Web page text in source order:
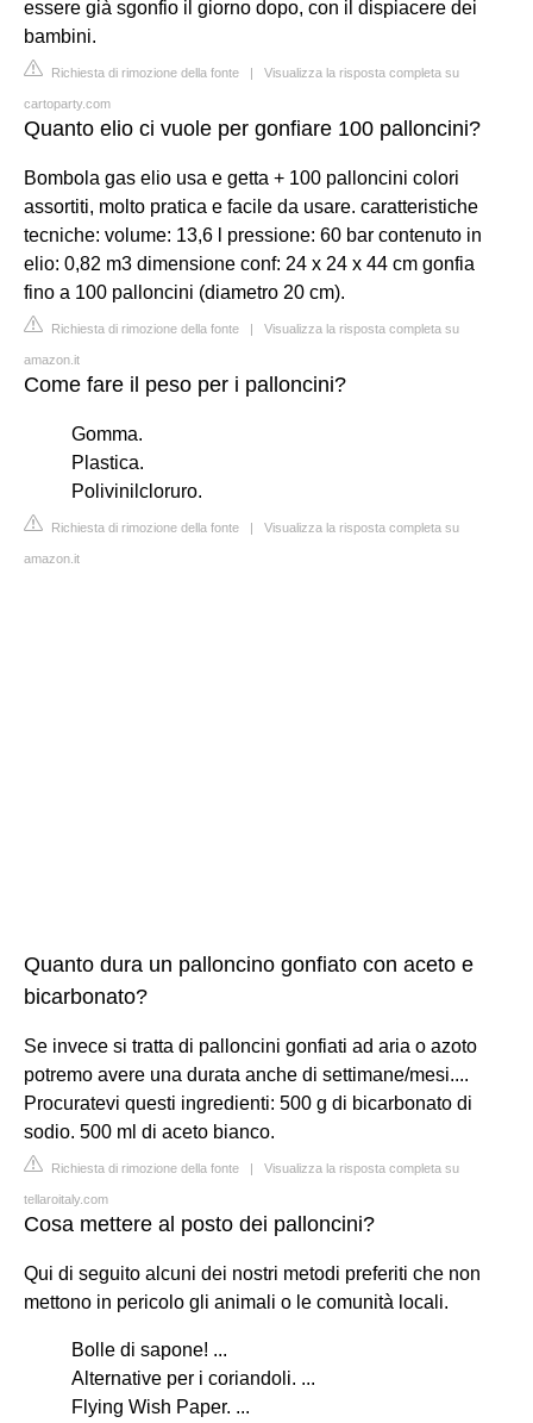
essere già sgonfio il giorno dopo, con il dispiacere dei
bambini.
Richiesta di rimozione della fonte | Visualizza la risposta completa su
cartoparty.com
Quanto elio ci vuole per gonfiare 100 palloncini?
Bombola gas elio usa e getta + 100 palloncini colori
assortiti, molto pratica e facile da usare. caratteristiche
tecniche: volume: 13,6 l pressione: 60 bar contenuto in
elio: 0,82 m3 dimensione conf: 24 x 24 x 44 cm gonfia
fino a 100 palloncini (diametro 20 cm).
Richiesta di rimozione della fonte | Visualizza la risposta completa su
amazon.it
Come fare il peso per i palloncini?
Gomma.
Plastica.
Polivinilcloruro.
Richiesta di rimozione della fonte | Visualizza la risposta completa su
amazon.it
Quanto dura un palloncino gonfiato con aceto e
bicarbonato?
Se invece si tratta di palloncini gonfiati ad aria o azoto
potremo avere una durata anche di settimane/mesi....
Procuratevi questi ingredienti: 500 g di bicarbonato di
sodio. 500 ml di aceto bianco.
Richiesta di rimozione della fonte | Visualizza la risposta completa su
tellaroitaly.com
Cosa mettere al posto dei palloncini?
Qui di seguito alcuni dei nostri metodi preferiti che non
mettono in pericolo gli animali o le comunità locali.
Bolle di sapone! ...
Alternative per i coriandoli. ...
Flying Wish Paper. ...